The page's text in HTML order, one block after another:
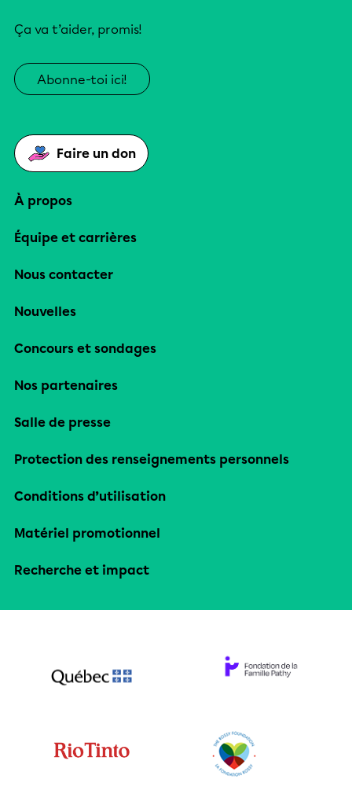
Ça va t’aider, promis!
Abonne-toi ici!
Faire un don
À propos
Équipe et carrières
Nous contacter
Nouvelles
Concours et sondages
Nos partenaires
Salle de presse
Protection des renseignements personnels
Conditions d’utilisation
Matériel promotionnel
Recherche et impact